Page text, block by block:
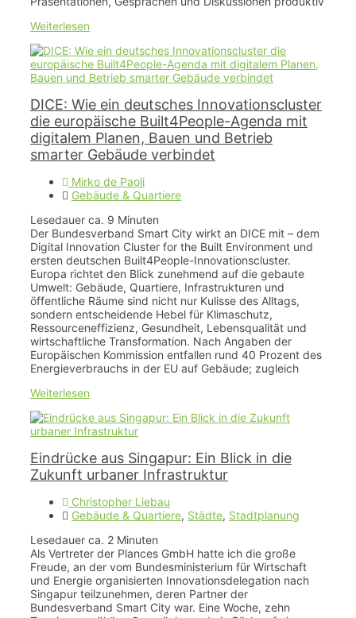
Weiterlesen
DICE: Wie ein deutsches Innovationscluster
die europäische Built4People-Agenda mit
digitalem Planen, Bauen und Betrieb
smarter Gebäude verbindet
Mirko de Paoli
Gebäude & Quartiere
Lesedauer ca. 9 Minuten
Der Bundesverband Smart City wirkt an DICE mit – dem
Digital Innovation Cluster for the Built Environment und
ersten deutschen Built4People-Innovationscluster.
Europa richtet den Blick zunehmend auf die gebaute
Umwelt: Gebäude, Quartiere, Infrastrukturen und
öffentliche Räume sind nicht nur Kulisse des Alltags,
sondern entscheidende Hebel für Klimaschutz,
Ressourceneffizienz, Gesundheit, Lebensqualität und
wirtschaftliche Transformation. Nach Angaben der
Europäischen Kommission entfallen rund 40 Prozent des
Energieverbrauchs in der EU auf Gebäude; zugleich
Weiterlesen
Eindrücke aus Singapur: Ein Blick in die
Zukunft urbaner Infrastruktur
Christopher Liebau
Gebäude & Quartiere, Städte, Stadtplanung
Lesedauer ca. 2 Minuten
Als Vertreter der Plances GmbH hatte ich die große
Freude, an der vom Bundesministerium für Wirtschaft
und Energie organisierten Innovationsdelegation nach
Singapur teilzunehmen, deren Partner der
Bundesverband Smart City war. Eine Woche, zehn